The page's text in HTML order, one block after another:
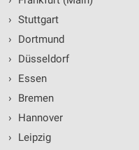
› Stuttgart
›
Dortmund
›
Düsseldorf
›
Essen
›
Bremen
›
Hannover
›
Leipzig